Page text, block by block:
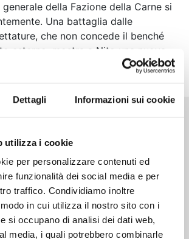
Dettagli Informazioni sui cookie
utilizza i cookie
per personalizzare contenuti ed
funzionalità dei social media e per
traffico. Condividiamo inoltre
in cui utilizza il nostro sito con i
si occupano di analisi dei dati web,
media, i quali potrebbero combinarle
della Fazione della Carne si
Una battaglia dalle
che non concede il benché
esterno, mostra a Nito una nuova
della serie